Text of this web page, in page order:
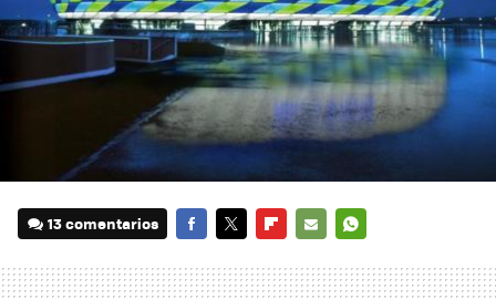
13 comentarios
MAIL